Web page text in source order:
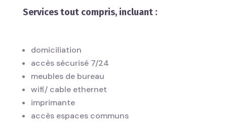
Services tout compris, incluant :
domiciliation
accès sécurisé 7/24
meubles de bureau
wifi/ cable ethernet
imprimante
accès espaces communs